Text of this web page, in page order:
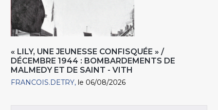
« LILY, UNE JEUNESSE CONFISQUÉE » /
DÉCEMBRE 1944 : BOMBARDEMENTS DE
MALMEDY ET DE SAINT - VITH
FRANCOIS.DETRY le 06/08/2026